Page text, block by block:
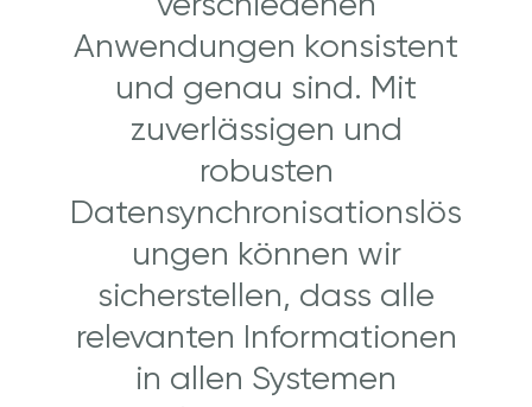
Anwendungen konsistent
und genau sind. Mit
zuverlässigen und
robusten
Datensynchronisationslös
ungen können wir
sicherstellen, dass alle
relevanten Informationen
in allen Systemen